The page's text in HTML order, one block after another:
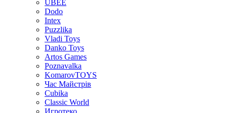
UBEE
Dodo
Intex
Puzzlika
Vladi Toys
Danko Toys
Artos Games
Poznavalka
KomarovTOYS
Час Майстрів
Cubika
Classic World
Игротеко